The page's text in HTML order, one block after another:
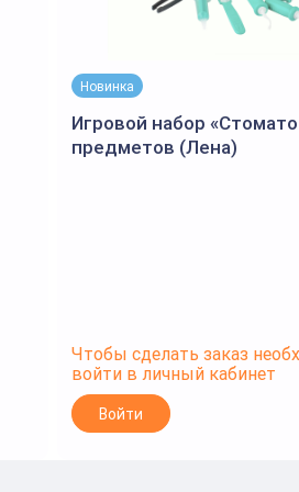
Новинка
Игровой набор
предметов (Лена)
Чтобы сделать заказ
войти в личный кабинет
Войти